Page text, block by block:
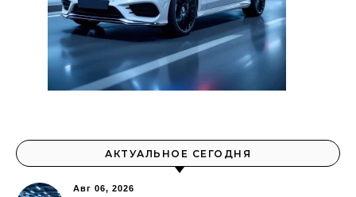
АКТУАЛЬНОЕ СЕГОДНЯ
Авг 06, 2026